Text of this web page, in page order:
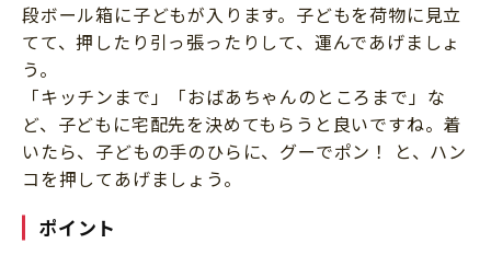
段ボール箱に子どもが入ります。子どもを荷物に見立
てて、押したり引っ張ったりして、運んであげましょ
う。
「キッチンまで」「おばあちゃんのところまで」な
ど、子どもに宅配先を決めてもらうと良いですね。着
いたら、子どもの手のひらに、グーでポン！ と、ハン
コを押してあげましょう。
ポイント